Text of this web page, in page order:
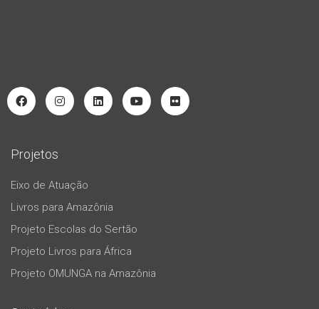
Projetos
Eixo de Atuação
Livros para Amazônia
Projeto Escolas do Sertão
Projeto Livros para África
Projeto OMUNGA na Amazônia